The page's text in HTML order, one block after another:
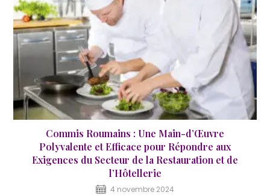
Commis Roumains : Une Main-d’Œuvre
Polyvalente et Efficace pour Répondre aux
Exigences du Secteur de la Restauration et de
l’Hôtellerie
4 novembre 2024